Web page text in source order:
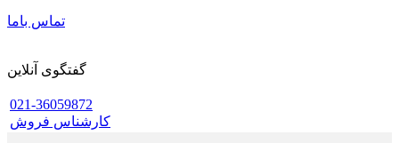
تماس باما
گفتگوی آنلاین
021-36059872
کارشناس فروش